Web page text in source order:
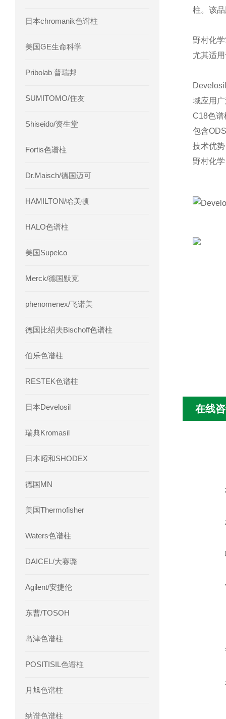
日本chromanik色谱柱
美国GE生命科学
Pribolab 普瑞邦
SUMITOMO/住友
Shiseido/资生堂
Fortis色谱柱
Dr.Maisch/德国迈可
HAMILTON/哈美顿
HALO色谱柱
美国Supelco
Merck/德国默克
phenomenex/飞诺美
德国比绍夫Bischoff色谱柱
伯乐色谱柱
RESTEK色谱柱
日本Develosil
瑞典Kromasil
日本昭和SHODEX
德国MN
美国Thermofisher
Waters色谱柱
DAICEL/大赛璐
Agilent/安捷伦
东曹/TOSOH
岛津色谱柱
POSITISIL色谱柱
月旭色谱柱
纳谱色谱柱
柱。该
野村化
尤其适
域应用
C18色谱
包含
技术优势
野村化
在线